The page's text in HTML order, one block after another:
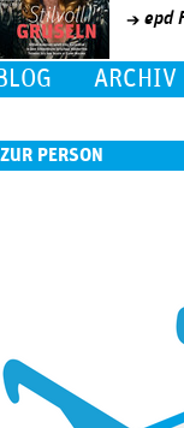
epd
ARCHIV
ZUR PERSON